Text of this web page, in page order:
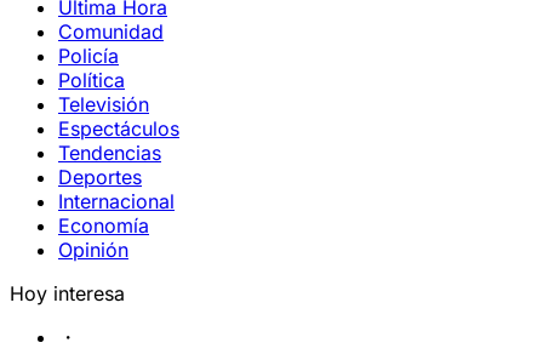
Última Hora
Comunidad
Policía
Política
Televisión
Espectáculos
Tendencias
Deportes
Internacional
Economía
Opinión
Hoy interesa